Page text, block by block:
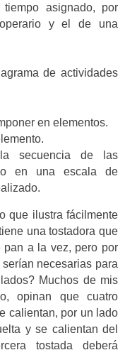
asignado, por
y el de una
de actividades
en elementos.
la secuencia de las
en una escala de
que ilustra fácilmente
una tostadora que
pan a la vez, pero por
necesarias para
Muchos de mis
opinan que cuatro
calientan, por un lado
y se calientan del
tostada deberá